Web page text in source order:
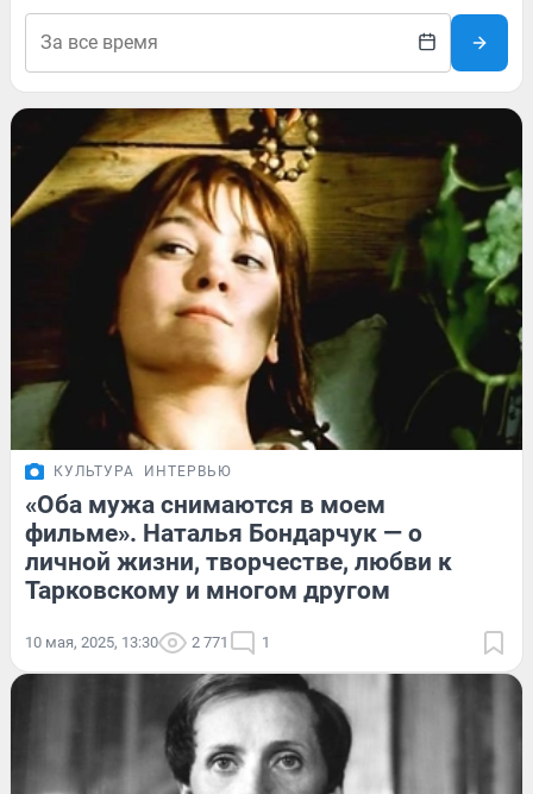
КУЛЬТУРА ИНТЕРВЬЮ
«Оба мужа снимаются в моем
фильме». Наталья Бондарчук — о
личной жизни, творчестве, любви к
Тарковскому и многом другом
10 мая, 2025, 13:30 2 771 1